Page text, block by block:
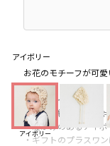
アイボリー
アイボリー
お花のモチーフが可
■商品ポイント
・透かし編みがおしゃ
・暖かみのあるアイ
・ギフトのプラスワ